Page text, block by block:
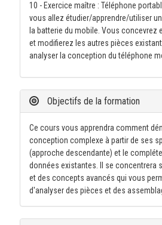
10 - Exercice maître : Téléphone
vous allez étudier/apprendre/utiliser
la batterie du mobile. Vous concevrez
et modifierez les autres pièces
analyser la conception du téléphone
Objectifs de la formation
Ce cours vous apprendra comment
conception complexe à partir de ses
(approche descendante) et le
données existantes. Il se concentrera
et des concepts avancés qui vous
d'analyser des pièces et des